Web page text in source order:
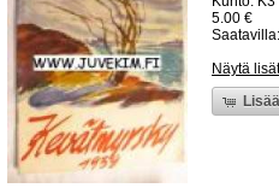
5.00 €
Näytä